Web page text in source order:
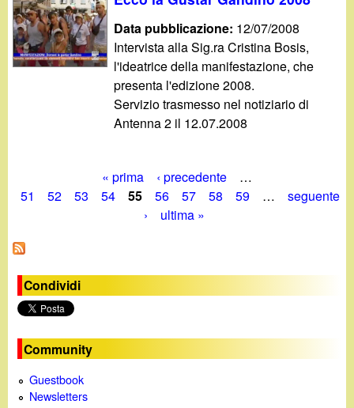
Data pubblicazione: 12/07/2008
Intervista alla Sig.ra Cristina Bosis,
l'ideatrice della manifestazione, che
presenta l'edizione 2008.
Servizio trasmesso nel notiziario di
Antenna 2 il 12.07.2008
P
g
i
n
e
« prima ‹ precedente
…
51
52 53 54 55 56 57 58 59 …
seguente
›
ultima »
Condividi
Community
Guestbook
Newsletters